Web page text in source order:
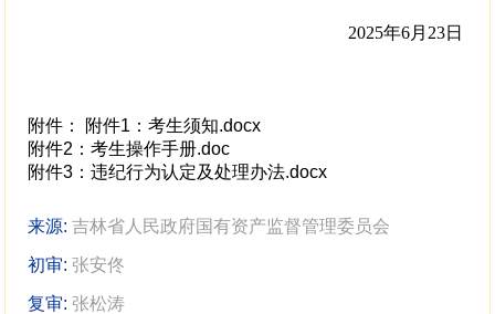
2025年6月23日
附件：
附件1：考生须知.docx
附件2：考生操作手册.doc
附件3：违纪行为认定及处理办法.docx
来源:吉林省人民政府国有资产监督管理委员会
初审:张安佟
复审:张松涛